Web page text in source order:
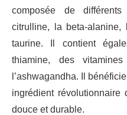
composée de
citrulline, la beta-
taurine. Il contient
thiamine, des
l’ashwagandha. Il
ingrédient révolutionnaire
douce et durable.